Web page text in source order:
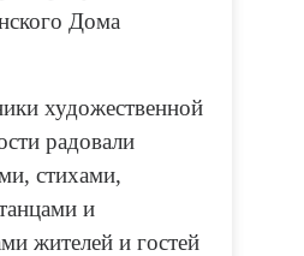
Дома
художественной
радовали
стихами,
и
жителей и гостей